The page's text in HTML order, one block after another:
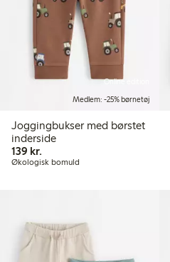
Online edition
Medlem: -25% børnetøj
Joggingbukser med børstet
inderside
139 kr.
Økologisk bomuld